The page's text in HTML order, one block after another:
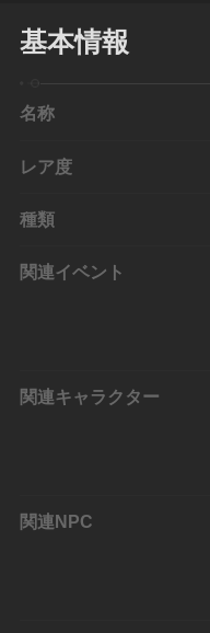
基本情報
名称
レア度
種類
関連イベント
関連キャラクター
関連NPC